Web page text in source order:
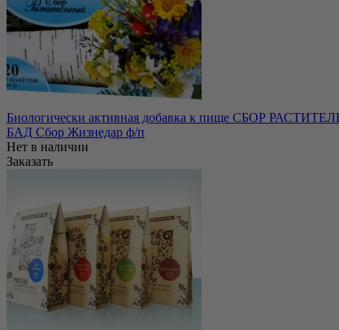
Биологически активная добавка к пище СБОР
БАД Сбор Жизнедар ф/п
Нет в наличии
Заказать